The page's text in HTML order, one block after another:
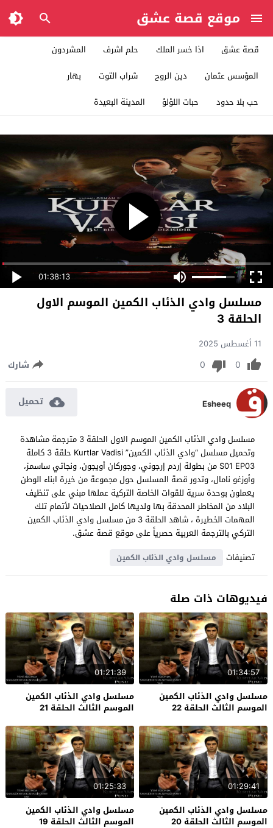
موقع قصة عشق
قصة عشق اذا خسر الملك حلم اشرف
المشردون
المؤسس عثمان
دين الروح شراب التوت
بهار
حب بلا حدود
حبات اللؤلؤ المدينة البعيدة
01:38:13
مسلسل وادي الذئاب الكمين الموسم الاول
الحلقة 3
11 أغسطس 2025
0
0 شارك
Esheeq تحميل
مسلسل وادي الذئاب الكمين الموسم الاول الحلقة 3 مترجمة مشاهدة
وتحميل مسلسل “وادي الذئاب الكمين” Kurtlar Vadisi حلقة 3 كاملة
S01 EP03 من بطولة إردم إرجوني، وجوركان أويجون، ونجاتي ساسمز،
وأوزغو نامال، وتدور قصة المسلسل حول مجموعة من خيرة ابناء الوطن
يعملون بوحدة سرية للقوات الخاصة التركية عملها مبني على تنظيف
البلاد من المخاطر المحدقة بها ولديها كامل الصلاحيات لأتمام تلك
المهمات الخطيرة ، شاهد الحلقة 3 من مسلسل وادي الذئاب الكمين
التركي بالترجمة العربية حصرياً على موقع قصة عشق.
تصنيفات
مسلسل وادي الذئاب الكمين
فيديوهات ذات صلة
01:34:57
مسلسل وادي الذئاب الكمين
الموسم الثالث الحلقة 22
01:21:39
مسلسل وادي الذئاب الكمين
الموسم الثالث الحلقة 21
01:29:41
مسلسل وادي الذئاب الكمين
الموسم الثالث الحلقة 20
01:25:33
مسلسل وادي الذئاب الكمين
الموسم الثالث الحلقة 19